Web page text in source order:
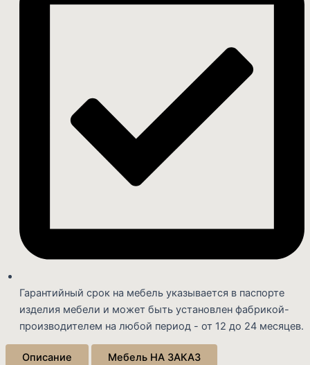
Гарантийный срок на мебель указывается в паспорте
изделия мебели и может быть установлен фабрикой-
производителем на любой период - от 12 до 24 месяцев.
Описание Мебель НА ЗАКАЗ